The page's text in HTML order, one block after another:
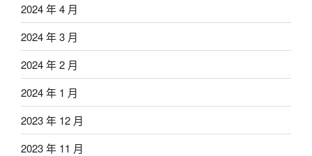
2024 年 4 月
2024 年 3 月
2024 年 2 月
2024 年 1 月
2023 年 12 月
2023 年 11 月